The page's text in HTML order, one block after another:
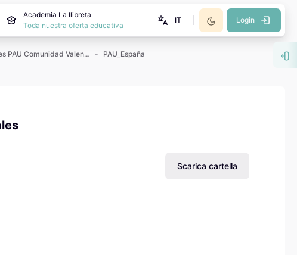
Academia La llibreta
Toda nuestra oferta educativa
IT Login
Exámenes PAU Comunidad Valenciana
PAU_España
Scarica cartella